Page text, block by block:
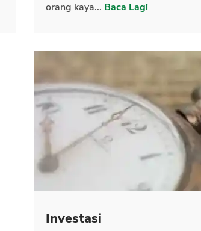
orang kaya... Baca Lagi
Investasi